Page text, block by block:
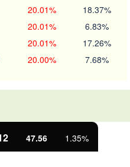
20.01% 18.37%
20.01% 6.83%
20.01% 17.26%
20.00% 7.68%
1.35%